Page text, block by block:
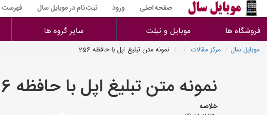
صفحه اصلی ورود ثبت نام در موبایل سال فهرست
فروشگاه ها موبایل و تبلت سایر گروه ها
موبایل سال مرکز مقالات نمونه متن تبلیغ اپل با حافظه 256
نمونه متن تبلیغ اپل با حافظه 256
خلاصه